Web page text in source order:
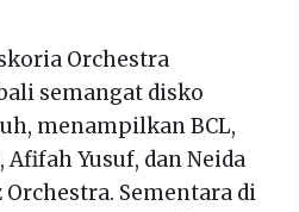
Orchestra
semangat disko
menampilkan BCL,
Yusuf, dan Neida
Sementara di